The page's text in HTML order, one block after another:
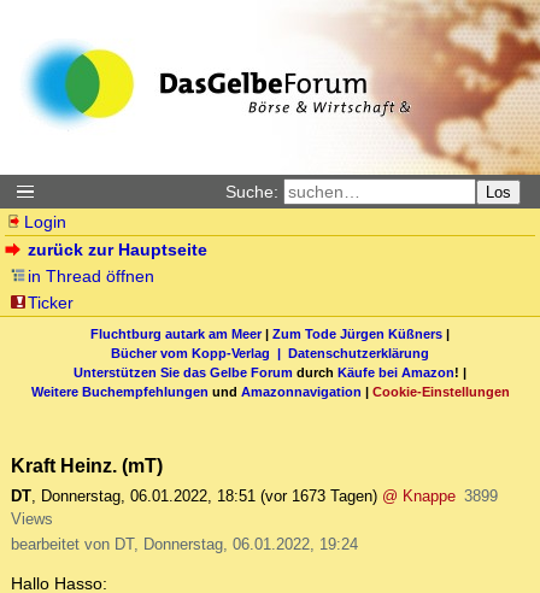
Suche: Los
Login
zurück zur Hauptseite
in Thread öffnen
Ticker
Fluchtburg autark am Meer| Zum Tode Jürgen Küßners |
Bücher vom Kopp-Verlag | Datenschutzerklärung
Unterstützen Sie das Gelbe Forum durch Käufe bei Amazon! |
Weitere Buchempfehlungen und Amazonnavigation | Cookie-Einstellungen
Kraft Heinz. (mT)
DT, Donnerstag, 06.01.2022, 18:51 (vor 1673 Tagen) @ Knappe 3899
Views
bearbeitet von DT, Donnerstag, 06.01.2022, 19:24
Hallo Hasso: